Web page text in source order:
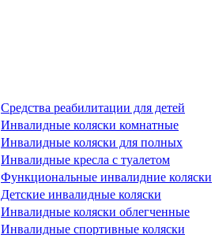
Средства реабилитации для детей
Инвалидные коляски комнатные
Инвалидные коляски для полных
Инвалидные кресла с туалетом
Функциональные инвалидние коляски
Детские инвалидные коляски
Инвалидные коляски облегченные
Инвалидные спортивные коляски